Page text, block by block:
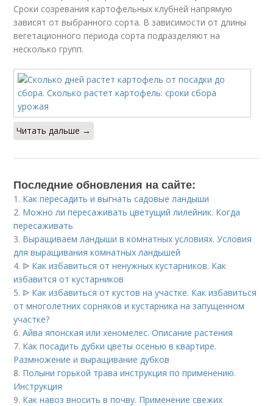
Сроки созревания картофельных клубней напрямую
зависят от выбранного сорта. В зависимости от длины
вегетационного периода сорта подразделяют на
несколько групп.
Читать дальше →
Последние обновления на сайте:
1. Как пересадить и выгнать садовые ландыши
2. Можно ли пересаживать цветущий лилейник. Когда
пересаживать
3. Выращиваем ландыши в комнатных условиях. Условия
для выращивания комнатных ландышей
4. ᐉ Как избавиться от ненужных кустарников. Как
избавится от кустарников
5. ᐉ Как избавиться от кустов на участке. Как избавиться
от многолетних сорняков и кустарника на запущенном
участке?
6.Айва японская или хеномелес. Описание растения
7. Как посадить дубки цветы осенью в квартире.
Размножение и выращивание дубков
8. Полыни горькой трава инструкция по применению.
Инструкция
9. Как навоз вносить в почву. Применение свежих